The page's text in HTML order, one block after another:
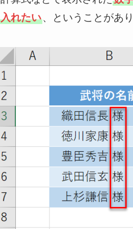
れたい、ということがあ